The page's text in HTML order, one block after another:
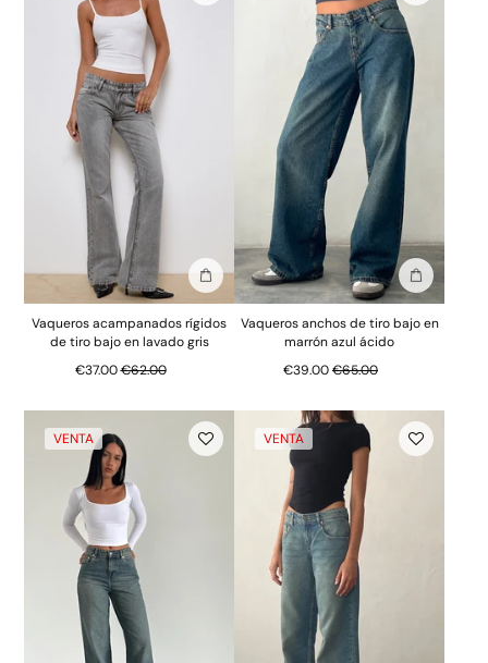
Añadir a la bolsa
Vaqueros acampanados rígidos
de tiro bajo en lavado gris
€37.00Precio normal
€62.00
Añadir a la
Vaqueros anchos de tiro bajo en
marrón azul ácido
€39.00Precio normal
€65.00
VENTA VENTA